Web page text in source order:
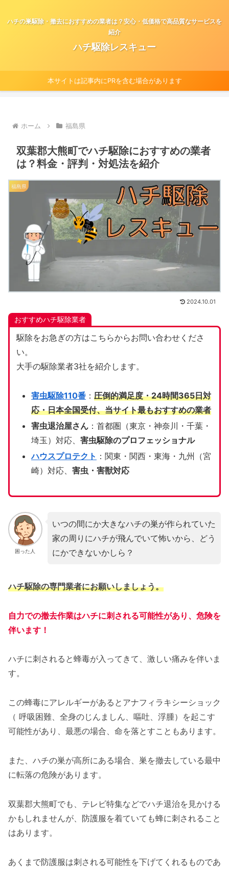
ハチの巣駆除・撤去におすすめの業者は？安心・低価格で高品質なサービスを
紹介
ハチ駆除レスキュー
本サイトは記事内にPRを含む場合があります
ホーム 福島県
双葉郡大熊町でハチ駆除におすすめの業者
は？料金・評判・対処法を紹介
福島県
2024.10.01
おすすめハチ駆除業者
駆除をお急ぎの方はこちらからお問い合わせくださ
い。
大手の駆除業者3社を紹介します。
害虫駆除110番： 圧倒的満足度・24時間365日対
応・日本全国受付、当サイト最もおすすめの業者
害虫退治屋さん：首都圏（東京・神奈川・千葉・
埼玉）対応、 害虫駆除のプロフェッショナル
ハウスプロテクト ：関東・関西・東海・九州（宮
崎）対応、 害虫・害獣対応
困った人
いつの間にか大きなハチの巣が作られていた
家の周りにハチが飛んでいて怖いから、どう
にかできないかしら？
ハチ駆除の専門業者にお願いしましょう。
自力での撤去作業はハチに刺される可能性があり、危険を
伴います！
ハチに刺されると蜂毒が入ってきて、激しい痛みを伴いま
す。
この蜂毒にアレルギーがあるとアナフィラキシーショック
（ 呼吸困難、全身のじんましん、嘔吐、浮腫）を起こす
可能性があり、最悪の場合、命を落とすこともあります。
また、ハチの巣が高所にある場合、巣を撤去している最中
に転落の危険があります。
双葉郡大熊町でも、テレビ特集などでハチ退治を見かける
かもしれませんが、防護服を着ていても蜂に刺されること
はあります。
あくまで防護服は刺される可能性を下げてくれるものであ